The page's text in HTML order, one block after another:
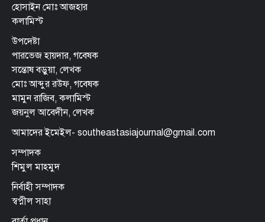
হোসাইন মোঃ আজহার
কলামিস্ট
উপদেষ্টা
পারভেজ হায়দার, গবেষক
সন্তোষ বড়ুয়া, লেখক
মোঃ আব্দুর রউফ, গবেষক
মামুন রাজিব, কলামিস্ট
জয়নুল আবেদীন, লেখক
আমাদের ইমেইল- southeastasiajournal@gmail.com
সম্পাদক
শিমুল মাহমুদ
নির্বাহী সম্পাদক
স্বপ্নীল সাহা